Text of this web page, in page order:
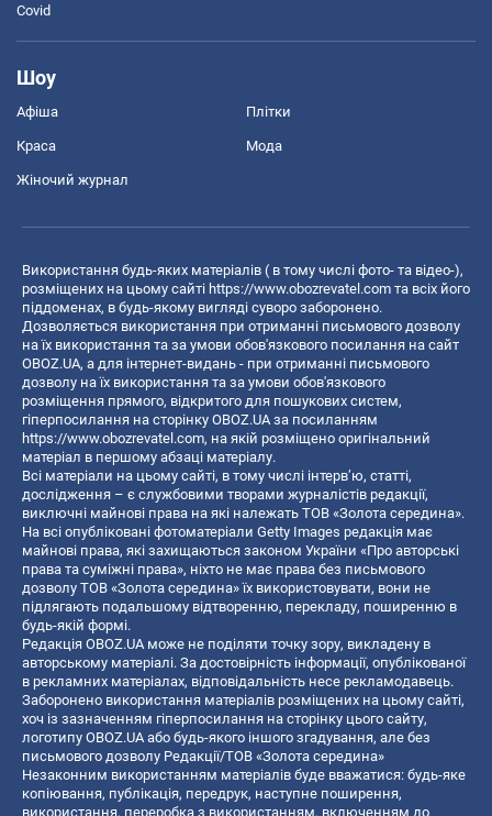
Covid
Шоу
Афіша Плітки
Краса Мода
Жіночий журнал
Використання будь-яких матеріалів ( в тому числі фото- та відео-),
розміщених на цьому сайті https://www.obozrevatel.com та всіх його
піддоменах, в будь-якому вигляді суворо заборонено.
Дозволяється використання при отриманні письмового дозволу
на їх використання та за умови обов'язкового посилання на сайт
OBOZ.UA, а для інтернет-видань - при отриманні письмового
дозволу на їх використання та за умови обов'язкового
розміщення прямого, відкритого для пошукових систем,
гіперпосилання на сторінку OBOZ.UA за посиланням
https://www.obozrevatel.com, на якій розміщено оригінальний
матеріал в першому абзаці матеріалу.
Всі матеріали на цьому сайті, в тому числі інтерв’ю, статті,
дослідження – є службовими творами журналістів редакції,
виключні майнові права на які належать ТОВ «Золота середина».
На всі опубліковані фотоматеріали Getty Images редакція має
майнові права, які захищаються законом України «Про авторські
права та суміжні права», ніхто не має права без письмового
дозволу ТОВ «Золота середина» їх використовувати, вони не
підлягають подальшому відтворенню, перекладу, поширенню в
будь-якій формі.
Редакція OBOZ.UA може не поділяти точку зору, викладену в
авторському матеріалі. За достовірність інформації, опублікованої
в рекламних матеріалах, відповідальність несе рекламодавець.
Заборонено використання матеріалів розміщених на цьому сайті,
хоч із зазначенням гіперпосилання на сторінку цього сайту,
логотипу OBOZ.UA або будь-якого іншого згадування, але без
письмового дозволу Редакції/ТОВ «Золота середина»
Незаконним використанням матеріалів буде вважатися: будь-яке
копiювання, публiкацiя, передрук, наступне поширення,
використання, переробка з використанням, включенням до